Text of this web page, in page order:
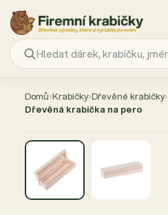
obsah
Domů›Krabičky›Dřevěné krabičky›
Dřevěná krabička na pero